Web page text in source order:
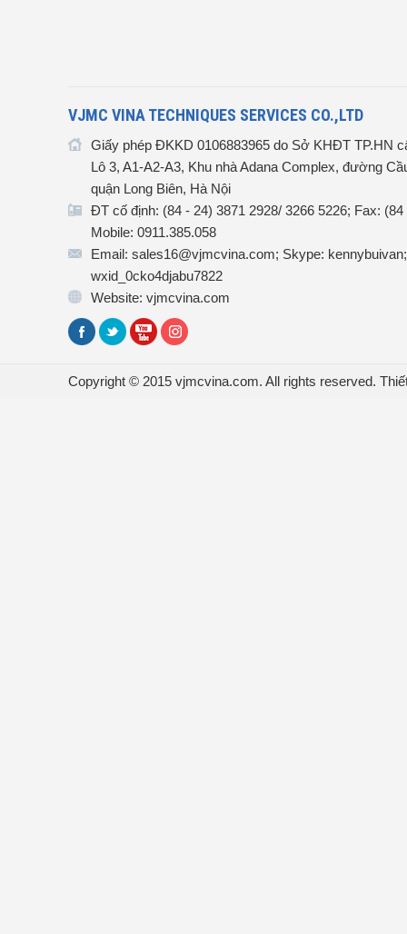
VJMC VINA TECHNIQUES SERVICES CO.,LTD
Giấy phép ĐKKD 0106883965 do Sở KHĐT TP.HN
Lô 3, A1-A2-A3, Khu nhà Adana Complex, đường
quận Long Biên, Hà Nội
ĐT cố định: (84 - 24) 3871 2928/ 3266 5226; Fax:
Mobile: 0911.385.058
Email: sales16@vjmcvina.com; Skype:
wxid_0cko4djabu7822
Website: vjmcvina.com
Copyright © 2015 vjmcvina.com. All rights reserved.